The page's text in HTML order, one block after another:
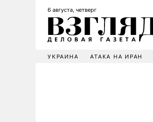
6 августа, четверг
УКРАИНА АТАКА НА ИРАН